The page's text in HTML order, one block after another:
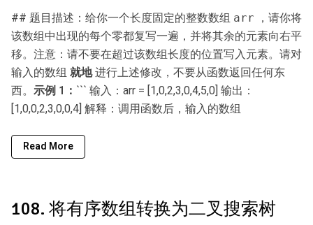
## 题目描述：给你一个长度固定的整数数组 arr
，请你将
该数组中出现的每个零都复写一遍，并将其余的元素向右平
移。注意：请不要在超过该数组长度的位置写入元素。请对
输入的数组就地进行上述修改，不要从函数返回任何东
西。 示例 1： ``` 输入：arr = [1,0,2,3,0,4,5,0] 输出：
[1,0,0,2,3,0,0,4] 解释：调用函数后，输入的数组
Read More
108. 将有序数组转换为二叉搜索树